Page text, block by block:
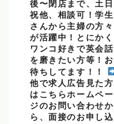
後〜閉店まで、土日
祝他、相談可！学生
さんから主婦の方々
が活躍中！とにかく
ワンコ好きで英会話
を磨きたい方等！お
待ちしてます！！
他で求人広告見た方
はこちらホームペー
ジのお問い合わせか
ら、面接のお申し込